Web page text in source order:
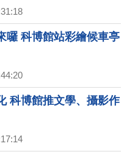
囉 科博館站彩繪候車亭
科博館推文學、攝影作